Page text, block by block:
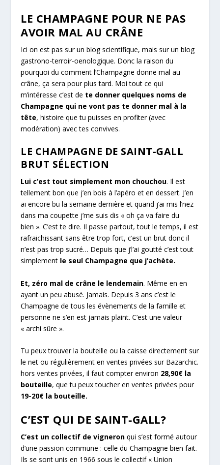
LE CHAMPAGNE POUR NE PAS
AVOIR MAL AU CRÂNE
Ici on est pas sur un blog scientifique, mais sur un blog
gastrono-terroir-oenologique. Donc la raison du
pourquoi du comment l’Champagne donne mal au
crâne, ça sera pour plus tard. Moi tout ce qui
m’intéresse c’est de te donner quelques noms de
Champagne qui ne vont pas te donner mal à la
tête, histoire que tu puisses en profiter (avec
modération) avec tes convives.
LE CHAMPAGNE DE SAINT-GALL
BRUT SÉLECTION
Lui c’est tout simplement mon chouchou. Il est
tellement bon que j’en bois à l’apéro et en dessert. J’en
ai encore bu la semaine dernière et quand j’ai mis l’nez
dans ma coupette j’me suis dis « oh ça va faire du
bien ». C’est te dire. Il passe partout, tout le temps, il est
rafraichissant sans être trop fort, c’est un brut donc il
n’est pas trop sucré… Depuis que j’l’ai goutté c’est tout
simplement le seul Champagne que j’achète.
Et, zéro mal de crâne le lendemain. Même en en
ayant un peu abusé. Jamais. Depuis 3 ans c’est le
Champagne de tous les évènements de la famille et
personne ne s’en est jamais plaint. C’est une valeur
« archi sûre ».
Tu peux trouver la bouteille ou la caisse directement sur
le net ou régulièrement en ventes privées sur Bazarchic.
hors ventes privées, il faut compter environ 28,90€ la
bouteille, que tu peux toucher en ventes privées pour
19-20€ la bouteille.
C’EST QUI DE SAINT-GALL?
C’est un collectif de vigneronqui s’est formé autour
d’une passion commune : celle du Champagne bien fait.
Ils se sont unis en 1966 sous le collectif « Union